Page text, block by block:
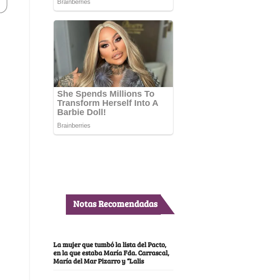
Notas Recomendadas
La mujer que tumbó la lista del Pacto,
en la que estaba María Fda. Carrascal,
María del Mar Pizarro y “Lalis